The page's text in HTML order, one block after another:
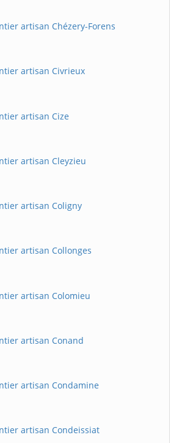
artisan Chézery-Forens
artisan Civrieux
artisan Cize
artisan Cleyzieu
artisan Coligny
artisan Collonges
artisan Colomieu
artisan Conand
artisan Condamine
artisan Condeissiat